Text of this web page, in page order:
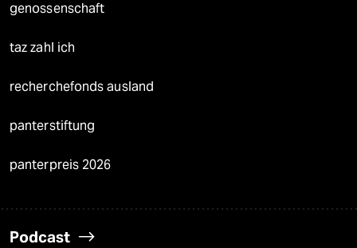
genossenschaft
taz zahl ich
recherchefonds ausland
panterstiftung
panterpreis 2026
Podcast